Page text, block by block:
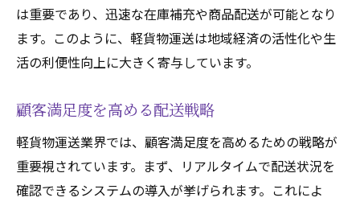
は重要であり、迅速な在庫補充や商品配送が可能となり
ます。このように、軽貨物運送は地域経済の活性化や生
活の利便性向上に大きく寄与しています。
顧客満足度を高める配送戦略
軽貨物運送業界では、顧客満足度を高めるための戦略が
重要視されています。まず、リアルタイムで配送状況を
確認できるシステムの導入が挙げられます。これによ